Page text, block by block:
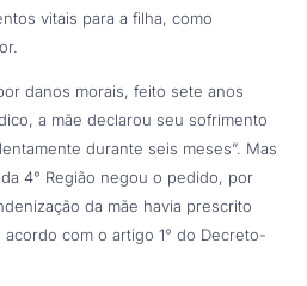
vitais para a filha, como
danos morais, feito sete anos
a mãe declarou seu sofrimento
durante seis meses”. Mas
4° Região negou o pedido, por
da mãe havia prescrito
com o artigo 1° do Decreto-